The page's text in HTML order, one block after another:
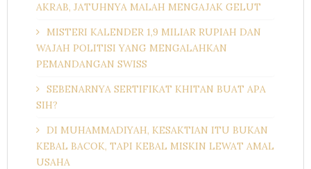
AKRAB, JATUHNYA MALAH MENGAJAK GELUT
MISTERI KALENDER 1,9 MILIAR RUPIAH DAN
WAJAH POLITISI YANG MENGALAHKAN
PEMANDANGAN SWISS
SEBENARNYA SERTIFIKAT KHITAN BUAT APA
SIH?
DI MUHAMMADIYAH, KESAKTIAN ITU BUKAN
KEBAL BACOK, TAPI KEBAL MISKIN LEWAT AMAL
USAHA